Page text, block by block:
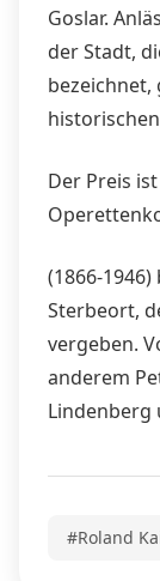
Goslar.
der Stadt,
bezeichnet,
Der Preis
(1866-
Sterbeort,
vergeben.
anderem
Lindenberg
#Roland